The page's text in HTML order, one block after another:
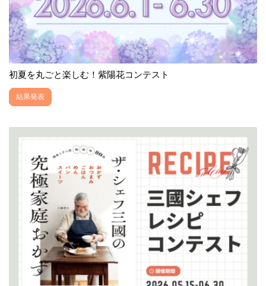
初夏を丸ごと楽しむ！紫陽花コンテスト
結果発表